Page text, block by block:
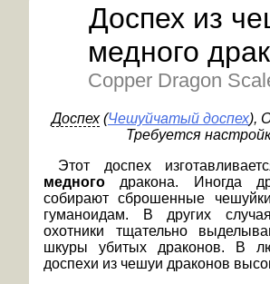
Доспех из
медного
Copper Dragon
Доспех(Чешуйчатый доспех),
Требуется
Этот доспех
медного дракона. Иногда
собирают сброшенные
гуманоидам. В других
охотники тщательно
шкуры убитых драконов. В
доспехи из чешуи драконов